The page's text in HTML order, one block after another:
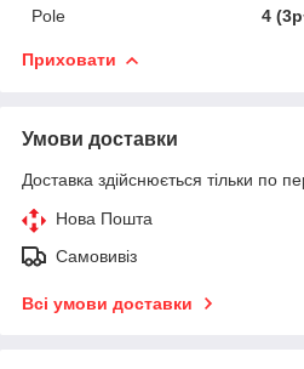
Pole
4
Приховати
Умови доставки
Доставка здійснюється тільки по
Нова Пошта
Самовивіз
Всі умови доставки